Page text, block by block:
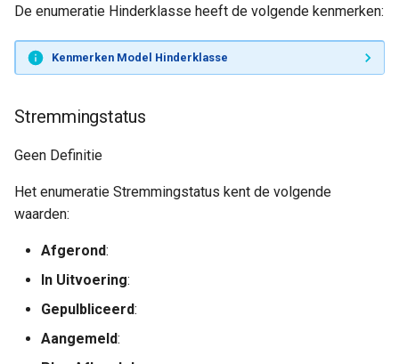
De enumeratie Hinderklasse heeft de volgende kenmerken:
Kenmerken Model Hinderklasse
Stremmingstatus
Geen Definitie
Het enumeratie Stremmingstatus kent de volgende
waarden:
Afgerond:
In Uitvoering:
Gepulbliceerd:
Aangemeld: